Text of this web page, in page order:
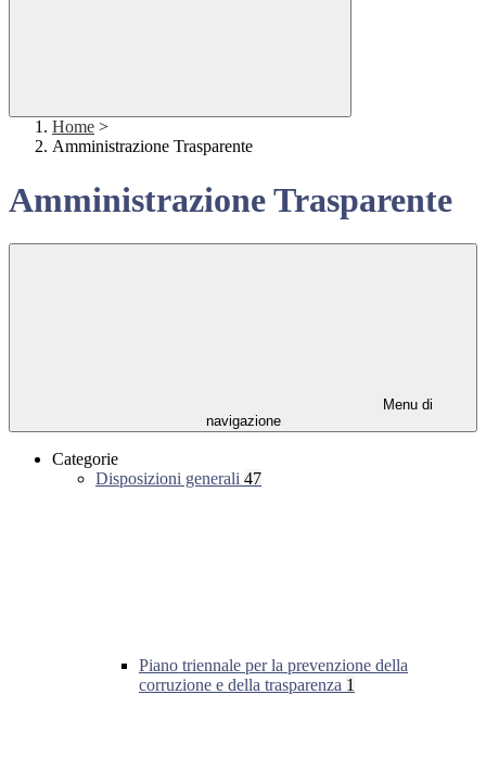
Home >
Amministrazione Trasparente
Amministrazione Trasparente
Menu di
navigazione
Categorie
Disposizioni generali 47
Piano triennale per la prevenzione della
corruzione e della trasparenza 1